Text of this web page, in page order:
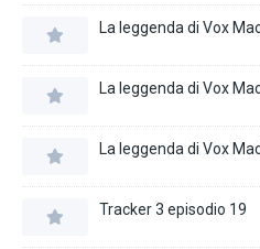
La leggenda di Vox
La leggenda di Vox
La leggenda di Vox
Tracker 3 episodio 19